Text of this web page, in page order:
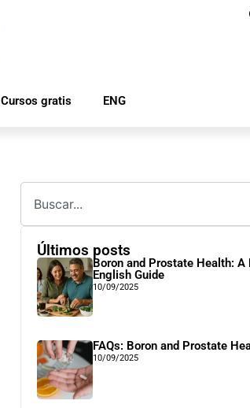
Cursos gratis ENG
Últimos posts
Boron and Prostate Health: A
English Guide
10/09/2025
FAQs: Boron and Prostate
10/09/2025